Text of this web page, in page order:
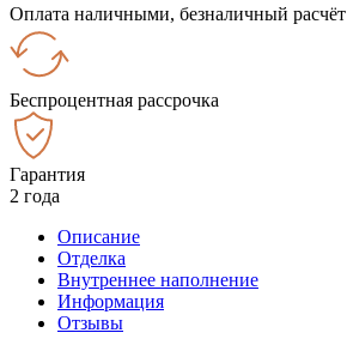
Оплата наличными, безналичный расчёт
Беспроцентная рассрочка
Гарантия
2 года
Описание
Отделка
Внутреннее наполнение
Информация
Отзывы